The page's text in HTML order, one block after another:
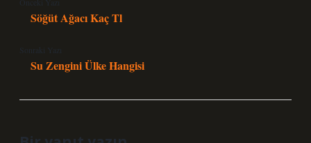
Söğüt Ağacı Kaç Tl
Sonraki Yazı
Su Zengini Ülke Hangisi